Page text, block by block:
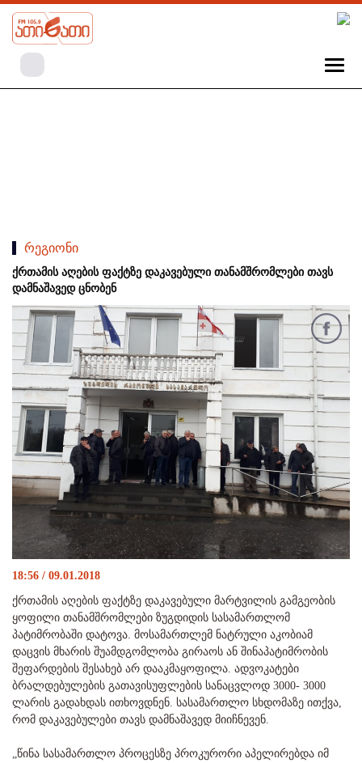
რეგიონი
ქრთამის აღების ფაქტზე დაკავებული თანამშრომლები თავს
დამნაშავედ ცნობენ
18:56 / 09.01.2018
ქრთამის აღების ფაქტზე დაკავებული მარტვილის გამგეობის
ყოფილი თანამშრომლები ზუგდიდის სასამართლომ
პატიმრობაში დატოვა. მოსამართლემ ნატრული აკობიამ
დაცვის მხარის შუამდგომლობა გირაოს ან შინაპატიმრობის
შეფარდების შესახებ არ დააკმაყოფილა. ადვოკატები
ბრალდებულების გათავისუფლების სანაცვლოდ 3000- 3000
ლარის გადახდას ითხოვდნენ. სასამართლო სხდომაზე ითქვა,
რომ დაკავებულები თავს დამნაშავედ მიიჩნევენ.
„წინა სასამართლო პროცესზე პროკურორი აპელირებდა იმ